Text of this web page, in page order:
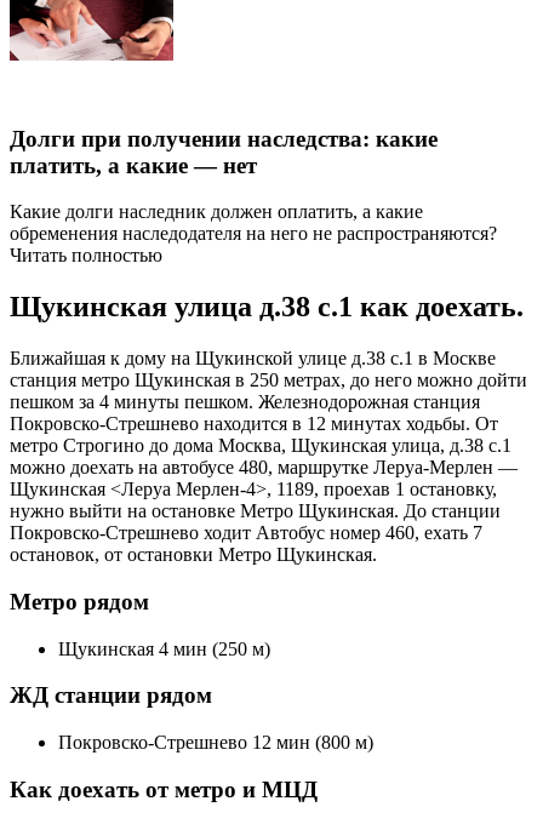
Долги при получении наследства: какие
платить, а какие — нет
Какие долги наследник должен оплатить, а какие
обременения наследодателя на него не распространяются?
Читать полностью
Щукинская улица д.38 с.1 как доехать.
Ближайшая к дому на Щукинской улице д.38 с.1 в Москве
станция метро Щукинская в 250 метрах, до него можно дойти
пешком за 4 минуты пешком. Железнодорожная станция
Покровско-Стрешнево находится в 12 минутах ходьбы. От
метро Строгино до дома Москва, Щукинская улица, д.38 с.1
можно доехать на автобусе 480, маршрутке Леруа-Мерлен —
Щукинская <Леруа Мерлен-4>, 1189, проехав 1 остановку,
нужно выйти на остановке Метро Щукинская. До станции
Покровско-Стрешнево ходит Автобус номер 460, ехать 7
остановок, от остановки Метро Щукинская.
Метро рядом
Щукинская 4 мин (250 м)
ЖД станции рядом
Покровско-Стрешнево 12 мин (800 м)
Как доехать от метро и МЦД